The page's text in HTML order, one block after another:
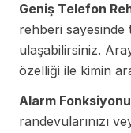
Geniş Telefon
rehberi sayesinde
ulaşabilirsiniz.
özelliği ile kimin
Alarm
randevularınızı